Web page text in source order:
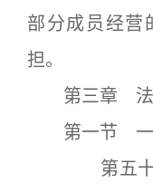
部分成员经营
担。
第三章
第一节 一
第五十七